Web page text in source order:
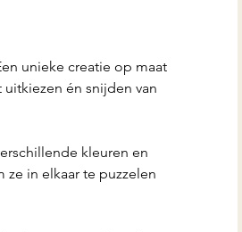
unieke creatie op maat
én snijden van
kleuren en
in elkaar te puzzelen